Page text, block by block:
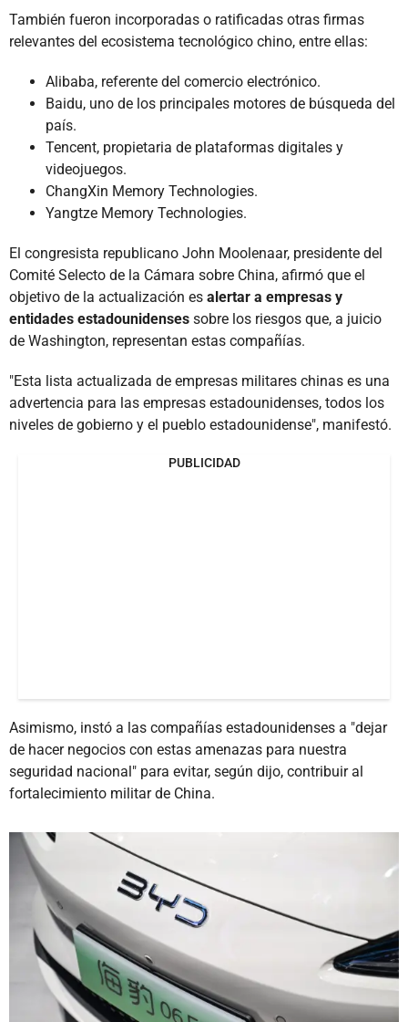
También fueron incorporadas o ratificadas otras firmas
relevantes del ecosistema tecnológico chino, entre ellas:
Alibaba, referente del comercio electrónico.
Baidu, uno de los principales motores de búsqueda del
país.
Tencent, propietaria de plataformas digitales y
videojuegos.
ChangXin Memory Technologies.
Yangtze Memory Technologies.
El congresista republicano John Moolenaar, presidente del
Comité Selecto de la Cámara sobre China, afirmó que el
objetivo de la actualización es alertar a empresas y
entidades estadounidenses sobre los riesgos que, a juicio
de Washington, representan estas compañías.
"Esta lista actualizada de empresas militares chinas es una
advertencia para las empresas estadounidenses, todos los
niveles de gobierno y el pueblo estadounidense", manifestó.
PUBLICIDAD
Asimismo, instó a las compañías estadounidenses a "dejar
de hacer negocios con estas amenazas para nuestra
seguridad nacional" para evitar, según dijo, contribuir al
fortalecimiento militar de China.